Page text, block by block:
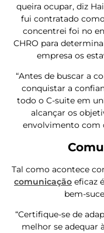
queira ocupar, diz
fui contratado
concentrei foi no
CHRO para
empresa os
“Antes de buscar a
conquistar a
todo o C-suite em
alcançar os
envolvimento com
Tal como acontece
comunicação eficaz
bem-
“Certifique-se de
melhor se adequar